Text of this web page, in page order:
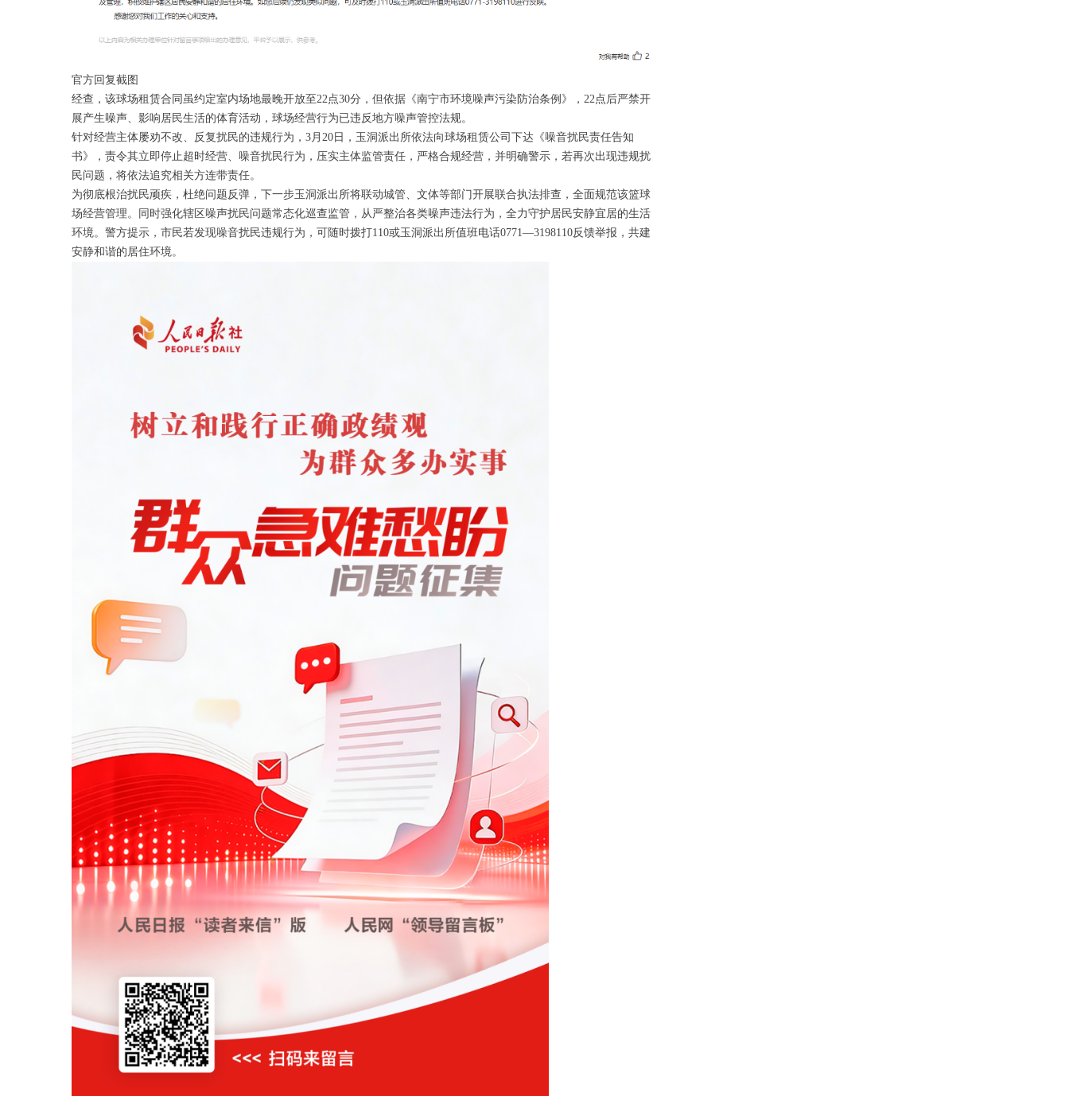
官方回复截图
经查，该球场租赁合同虽约定室内场地最晚开放至22点30分，但依据《南宁市环境噪声污染防治条例》，22点后严禁开
展产生噪声、影响居民生活的体育活动，球场经营行为已违反地方噪声管控法规。
针对经营主体屡劝不改、反复扰民的违规行为，3月20日，玉洞派出所依法向球场租赁公司下达《噪音扰民责任告知
书》，责令其立即停止超时经营、噪音扰民行为，压实主体监管责任，严格合规经营，并明确警示，若再次出现违规扰
民问题，将依法追究相关方连带责任。
为彻底根治扰民顽疾，杜绝问题反弹，下一步玉洞派出所将联动城管、文体等部门开展联合执法排查，全面规范该篮球
场经营管理。同时强化辖区噪声扰民问题常态化巡查监管，从严整治各类噪声违法行为，全力守护居民安静宜居的生活
环境。警方提示，市民若发现噪音扰民违规行为，可随时拨打110或玉洞派出所值班电话0771—3198110反馈举报，共建
安静和谐的居住环境。